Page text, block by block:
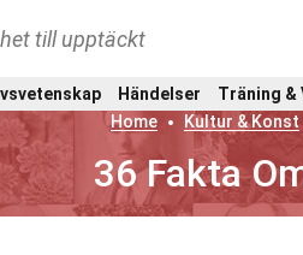
till upptäckt
Händelser Träning &
Home
Kultur & Konst
36 Fakta